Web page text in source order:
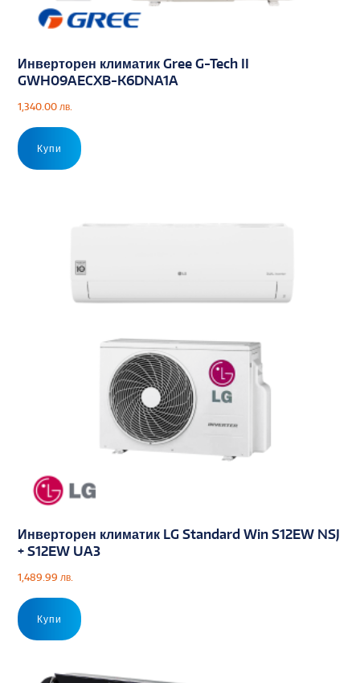
Инверторен климатик Gree G-Tech II
GWH09AECXB-K6DNA1A
1,340.00 лв.
Купи
Инверторен климатик LG Standard Win S12EW NSJ
+ S12EW UA3
1,489.99 лв.
Купи